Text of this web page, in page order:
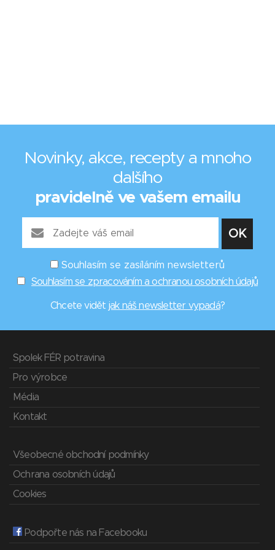
Novinky, akce, recepty a mnoho
dalšího
pravidelně ve vašem emailu
Souhlasím se zasíláním newsletterů
Souhlasím se zpracováním a ochranou osobních údajů
Chcete vidět jak náš newsletter vypadá?
Spolek FÉR potravina
Pro výrobce
Média
Kontakt
Všeobecné obchodní podmínky
Ochrana osobních údajů
Cookies
Podpořte nás na Facebooku